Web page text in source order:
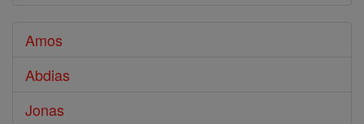
Amos
Abdias
Jonas